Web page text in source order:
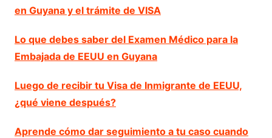
en Guyana y el trámite de VISA
Lo que debes saber del Examen Médico para la
Embajada de EEUU en Guyana
Luego de recibir tu Visa de Inmigrante de EEUU,
¿qué viene después?
Aprende cómo dar seguimiento a tu caso cuando